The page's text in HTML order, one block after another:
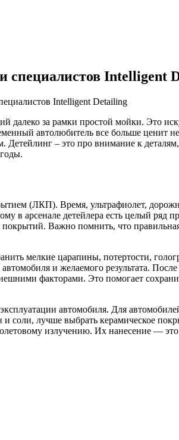
специалистов Intelligent
Intelligent Detailing
за рамки простой мойки. Это
автолюбитель все больше ценит
– это про внимание к
(ЛКП). Время, ультрафиолет,
в арсенале детейлера есть целый ряд
Важно помнить, что
мелкие царапины, потертости,
и желаемого результата.
факторами. Это помогает
автомобиля. Для
соли, лучше выбрать керамическое
излучению. Их нанесение —